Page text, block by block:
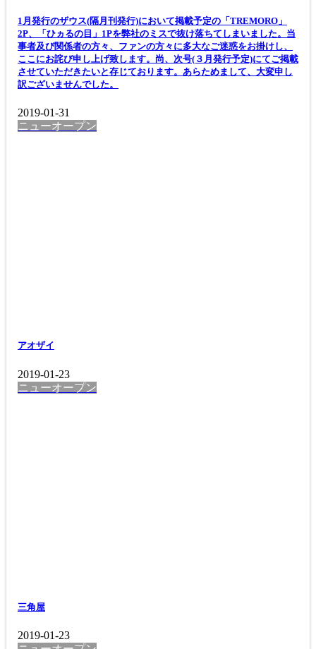
1月発行のザウス(隔月刊発行)において掲載予定の「TREMORO」
2P、「ひヵるの目」1Pを弊社のミスで抜け落ちてしまいました。当
事者及び関係者の方々、ファンの方々に多大なご迷惑をお掛けし、
ここにお詫び申し上げ致します。尚、次号(３月発行予定)にてご掲載
させていただきたいと存じております。あらためまして、大変申し
訳ございませんでした。
2019-01-31
ニューオープン
アオザイ
2019-01-23
ニューオープン
三角屋
2019-01-23